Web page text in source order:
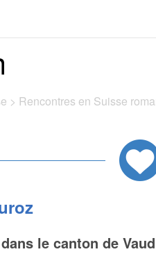
> Rencontres en Suisse
le canton de Vaud